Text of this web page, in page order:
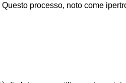
processo, noto come